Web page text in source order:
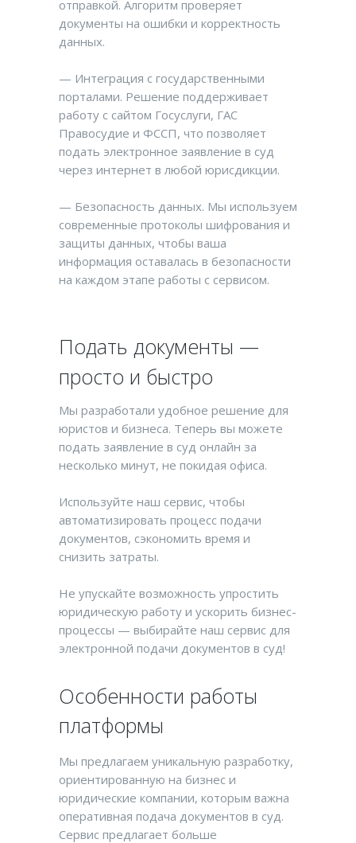
отправкой. Алгоритм проверяет
документы на ошибки и корректность
данных.
— Интеграция с государственными
порталами. Решение поддерживает
работу с сайтом Госуслуги, ГАС
Правосудие и ФССП, что позволяет
подать электронное заявление в суд
через интернет в любой юрисдикции.
— Безопасность данных. Мы используем
современные протоколы шифрования и
защиты данных, чтобы ваша
информация оставалась в безопасности
на каждом этапе работы с сервисом.
Особенности работы
платформы
Мы предлагаем уникальную разработку,
ориентированную на бизнес и
юридические компании, которым важна
оперативная подача документов в суд.
Сервис предлагает больше
Подать документы —
просто и быстро
Мы разработали удобное решение для
юристов и бизнеса. Теперь вы можете
подать заявление в суд онлайн за
несколько минут, не покидая офиса.
Используйте наш сервис, чтобы
автоматизировать процесс подачи
документов, сэкономить время и
снизить затраты.
Не упускайте возможность упростить
юридическую работу и ускорить бизнес-
процессы — выбирайте наш сервис для
электронной подачи документов в суд!